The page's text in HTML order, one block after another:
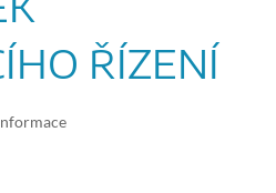
ŘÍZENÍ